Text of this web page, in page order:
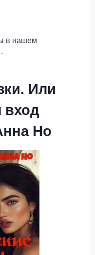
в нашем
Или
вход
Но